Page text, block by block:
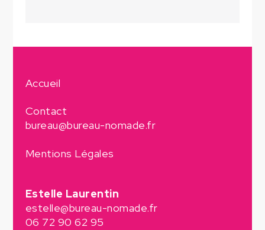
Accueil
Contact
bureau@bureau-nomade.fr
Mentions Légales
Estelle Laurentin
estelle@bureau-nomade.fr
06 72 90 62 95